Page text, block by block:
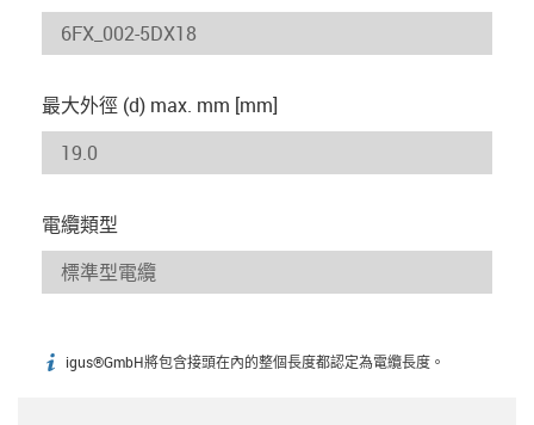
最大外徑 (d) max. mm [mm]
電纜類型
igus-icon-info
igus®GmbH將包含接頭在內的整個長度都認定為電纜長度。